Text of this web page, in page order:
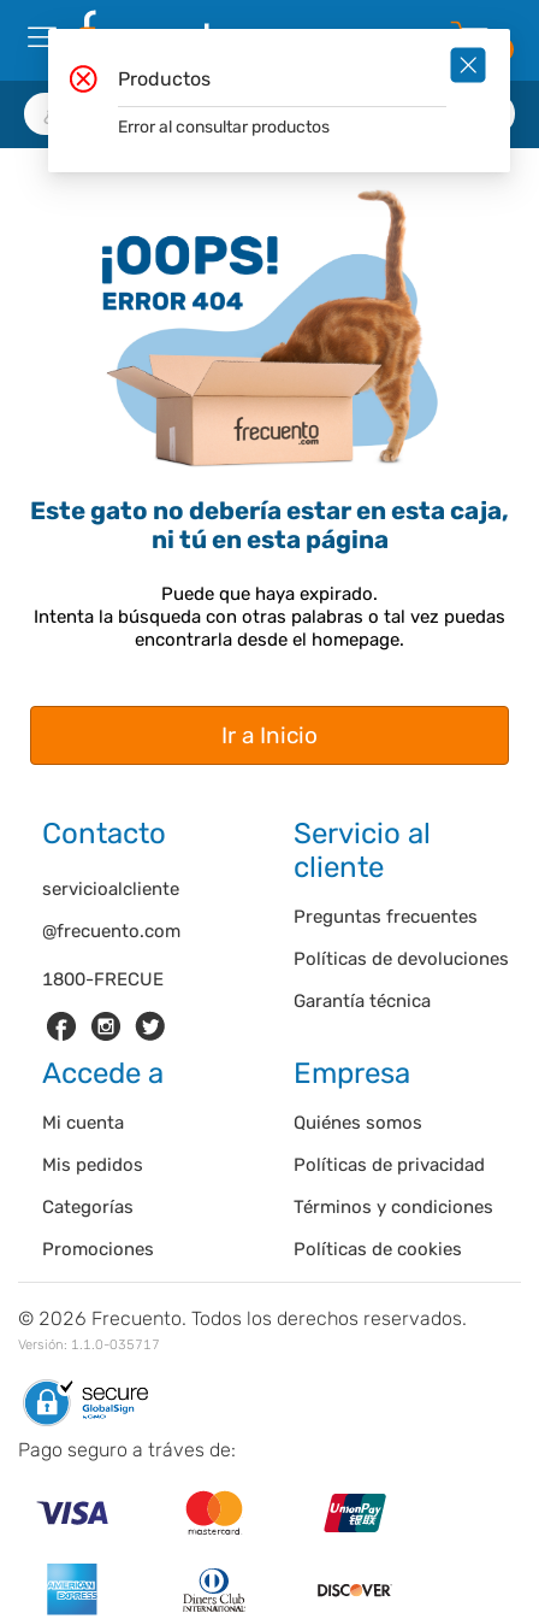
Este gato no debería estar en esta caja,
ni tú en esta página
Puede que haya expirado.
Intenta la búsqueda con otras palabras o tal vez puedas
encontrarla desde el homepage.
Ir a Inicio
Contacto
1800-FRECUE
servicioalcliente
@frecuento.com
Servicio al
cliente
Preguntas frecuentes
Políticas de devoluciones
Garantía técnica
Accede a
Mi cuenta
Mis pedidos
Categorías
Promociones
Empresa
Quiénes somos
Políticas de privacidad
Términos y condiciones
Políticas de cookies
© 2026 Frecuento. Todos los derechos reservados.
Versión: 1.1.0-035717
Pago seguro a tráves de:
Productos
Error al consultar productos